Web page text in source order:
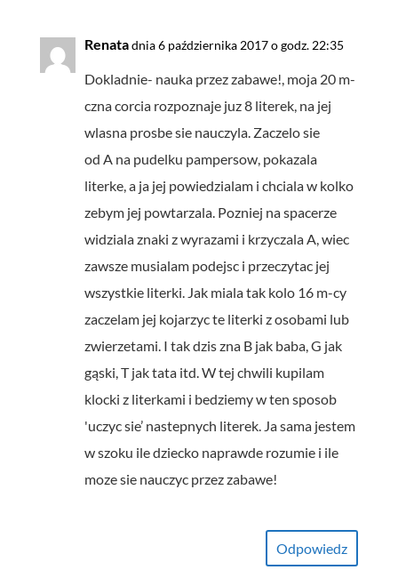
Renatadnia 6 października 2017 o godz. 22:35
Dokladnie- nauka przez zabawe!, moja 20 m-
czna corcia rozpoznaje juz 8 literek, na jej
wlasna prosbe sie nauczyla. Zaczelo sie
od A na pudelku pampersow, pokazala
literke, a ja jej powiedzialam i chciala w kolko
zebym jej powtarzala. Pozniej na spacerze
widziala znaki z wyrazami i krzyczala A, wiec
zawsze musialam podejsc i przeczytac jej
wszystkie literki. Jak miala tak kolo 16 m-cy
zaczelam jej kojarzyc te literki z osobami lub
zwierzetami. I tak dzis zna B jak baba, G jak
gąski, T jak tata itd. W tej chwili kupilam
klocki z literkami i bedziemy w ten sposob
'uczyc sie’ nastepnych literek. Ja sama jestem
w szoku ile dziecko naprawde rozumie i ile
moze sie nauczyc przez zabawe!
Odpowiedz